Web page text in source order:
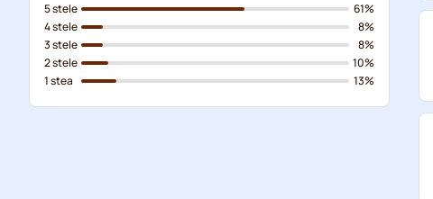
5 stele
4 stele
3 stele
2 stele
1 stea
61%
8%
8%
10%
13%